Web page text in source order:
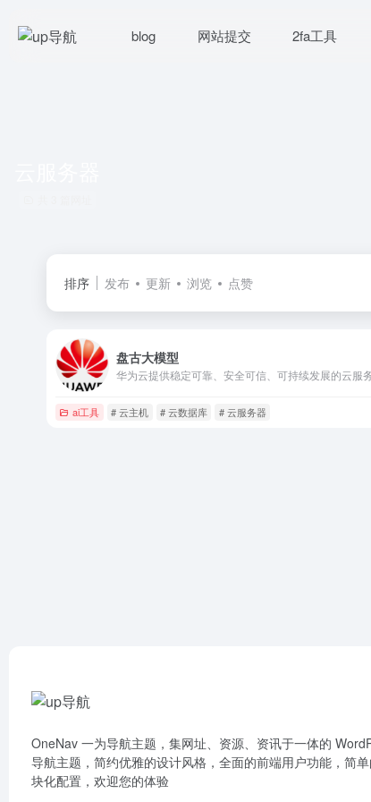
blog 网站提交 2fa工具
排序 发布 更新 浏览 点赞
盘古大模型
ai工具 # 云主机 # 云数据库 # 云服务器
OneNav 一为导航主题，集网址、资源、资讯于一体的
导航主题，简约优雅的设计风格，全面的前端用户功能，简
块化配置，欢迎您的体验